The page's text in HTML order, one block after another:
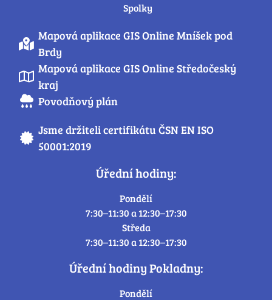
Spolky
Mapová aplikace GIS Online Mníšek pod
Brdy
Mapová aplikace GIS Online Středočeský
kraj
Povodňový plán
Jsme držiteli certifikátu ČSN EN ISO
50001:2019
Úřední hodiny:
Pondělí
7:30–11:30 a 12:30–17:30
Středa
7:30–11:30 a 12:30–17:30
Úřední hodiny Pokladny:
Pondělí